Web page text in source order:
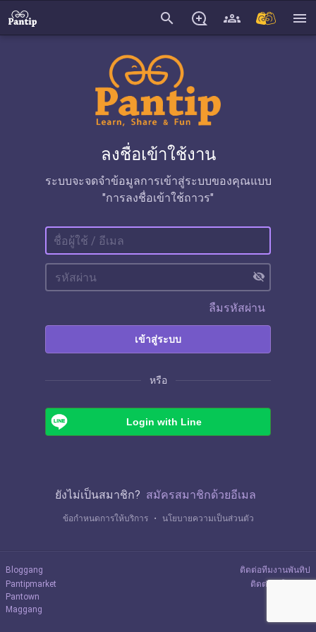
search menu
ลงชื่อเข้าใช้งาน
ระบบจะจดจำข้อมูลการเข้าสู่ระบบของคุณแบบ
"การลงชื่อเข้าใช้ถาวร"
visibility_off
ลืมรหัสผ่าน
เข้าสู่ระบบ
หรือ
Login with Line
ยังไม่เป็นสมาชิก? สมัครสมาชิกด้วยอีเมล
ข้อกำหนดการให้บริการ ・ นโยบายความเป็นส่วนตัว
Bloggang
Pantipmarket
Pantown
Maggang
ติดต่อทีมงานพันทิป
ติดต่อลงโฆษณา